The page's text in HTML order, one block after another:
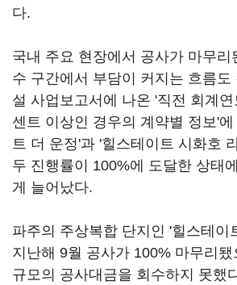
다.
국내 주요 현장에서 공사가 마무리
수 구간에서 부담이 커지는 흐름도
설 사업보고서에 나온 '직전 회계
센트 이상인 경우의 계약별 정보'에
트 더 운정'과 '힐스테이트 시화호
두 진행률이 100%에 도달한 상태
게 늘어났다.
파주의 주상복합 단지인 '힐스테이
지난해 9월 공사가 100% 마무리됐
규모의 공사대금을 회수하지 못했